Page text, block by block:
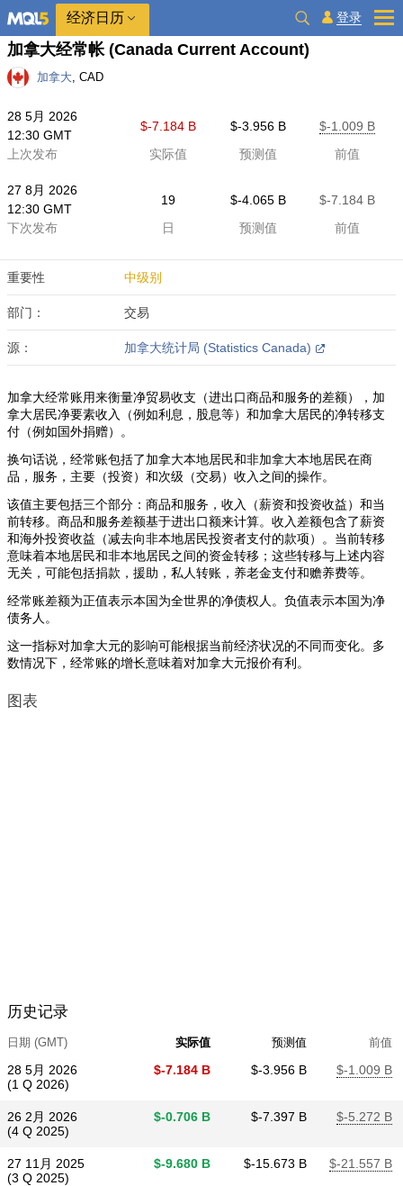
经济日历 登录
加拿大经常帐 (Canada Current Account)
加拿大, CAD
28 5月 2026
12:30 GMT
$​-7.184 B $​-3.956 B
$​-1.009 B
上次发布
实际值 预测值 前值
27 8月 2026
12:30 GMT
19 $​-4.065 B
$​-7.184 B
下次发布
日 预测值 前值
重要性 中级别
部门： 交易
源： 加拿大统计局 (Statistics Canada)
加拿大经常账用来衡量净贸易收支（进出口商品和服务的差额），加
拿大居民净要素收入（例如利息，股息等）和加拿大居民的净转移支
付（例如国外捐赠）。
换句话说，经常账包括了加拿大本地居民和非加拿大本地居民在商
品，服务，主要（投资）和次级（交易）收入之间的操作。
该值主要包括三个部分：商品和服务，收入（薪资和投资收益）和当
前转移。商品和服务差额基于进出口额来计算。收入差额包含了薪资
和海外投资收益（减去向非本地居民投资者支付的款项）。当前转移
意味着本地居民和非本地居民之间的资金转移；这些转移与上述内容
无关，可能包括捐款，援助，私人转账，养老金支付和赡养费等。
经常账差额为正值表示本国为全世界的净债权人。负值表示本国为净
债务人。
这一指标对加拿大元的影响可能根据当前经济状况的不同而变化。多
数情况下，经常账的增长意味着对加拿大元报价有利。
图表
历史记录
日期 (GMT) 实际值 预测值 前值
28 5月 2026
(1 Q 2026)
$​-7.184 B $​-3.956 B $​-1.009 B
26 2月 2026
(4 Q 2025)
$​-0.706 B $​-7.397 B $​-5.272 B
27 11月 2025
(3 Q 2025)
$​-9.680 B $​-15.673 B $​-21.557 B